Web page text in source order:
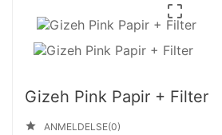

Gizeh Pink Papir + Filter

ANMELDELSE(0)